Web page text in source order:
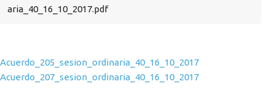
aria_40_16_10_2017.pdf
Navegación de entradas
Acuerdo_205_sesion_ordinaria_40_16_10_2017
Acuerdo_207_sesion_ordinaria_40_16_10_2017